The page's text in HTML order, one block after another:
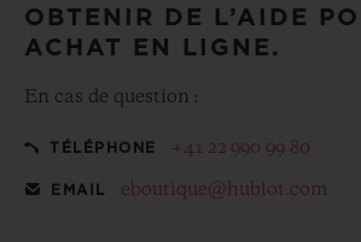
OBTENIR DE L’AIDE
ACHAT EN LIGNE.
En cas de question :
TÉLÉPHONE +41 22 990 99 80
EMAIL eboutique@hublot.com